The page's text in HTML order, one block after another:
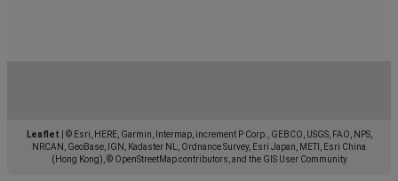
Leaflet
© Esri, HERE, Garmin, Intermap, increment P Corp., GEBCO, USGS, FAO, NPS,
NRCAN, GeoBase, IGN, Kadaster NL, Ordnance Survey, Esri Japan, METI, Esri China
(Hong Kong), © OpenStreetMap contributors, and the GIS User Community